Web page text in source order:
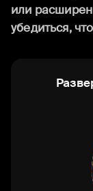
или
убедиться,